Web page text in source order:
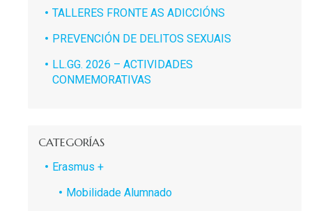
TALLERES FRONTE AS ADICCIÓNS
PREVENCIÓN DE DELITOS SEXUAIS
LL.GG. 2026 – ACTIVIDADES
CONMEMORATIVAS
CATEGORÍAS
Erasmus +
Mobilidade Alumnado